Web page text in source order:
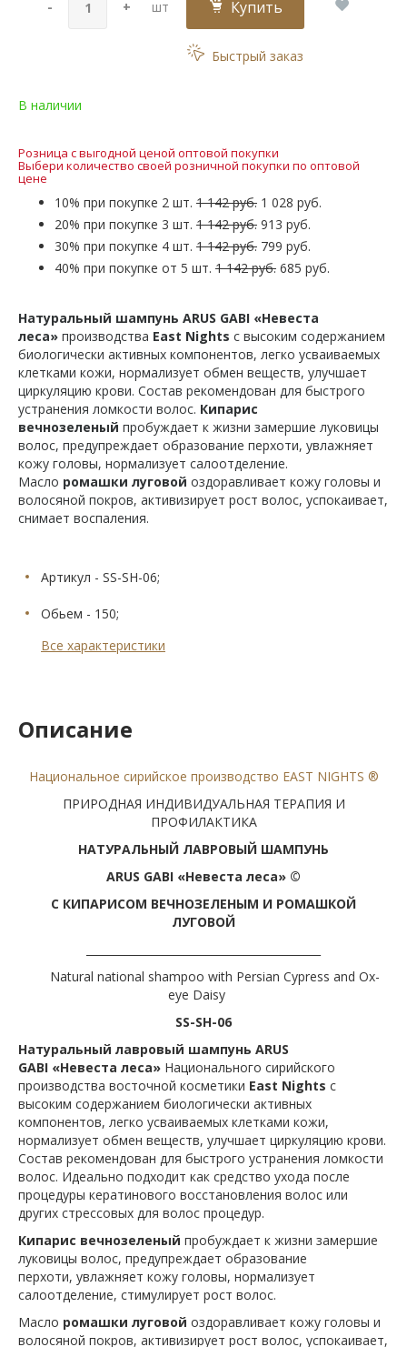
- + шт Купить
Быстрый заказ
В наличии
Розница с выгодной ценой оптовой покупки
Выбери количество своей розничной покупки по оптовой
цене
10% при покупке 2 шт. 1 142 руб. 1 028 руб.
20% при покупке 3 шт. 1 142 руб. 913 руб.
30% при покупке 4 шт. 1 142 руб. 799 руб.
40% при покупке от 5 шт. 1 142 руб. 685 руб.
Натуральный шампунь ARUS GABI «Невеста
леса» производства East Nights с высоким содержанием
биологически активных компонентов, легко усваиваемых
клетками кожи, нормализует обмен веществ, улучшает
циркуляцию крови. Состав рекомендован для быстрого
устранения ломкости волос. Кипарис
вечнозеленый пробуждает к жизни замершие луковицы
волос, предупреждает образование перхоти, увлажняет
кожу головы, нормализует салоотделение.
Масло ромашки луговой оздоравливает кожу головы и
волосяной покров, активизирует рост волос, успокаивает,
снимает воспаления.
Артикул - SS-SH-06;
Обьем - 150;
Все характеристики
Описание
Национальное сирийское производство EAST NIGHTS ®
ПРИРОДНАЯ ИНДИВИДУАЛЬНАЯ ТЕРАПИЯ И
ПРОФИЛАКТИКА
НАТУРАЛЬНЫЙ ЛАВРОВЫЙ ШАМПУНЬ
ARUS GABI «Невеста леса» ©
С КИПАРИСОМ ВЕЧНОЗЕЛЕНЫМ И РОМАШКОЙ
ЛУГОВОЙ
Natural national shampoo with Persian Cypress and Ox-
eye Daisy
SS-SH-06
Натуральный лавровый шампунь ARUS
GABI «Невеста леса» Национального сирийского
производства восточной косметики East Nights с
высоким содержанием биологически активных
компонентов, легко усваиваемых клетками кожи,
нормализует обмен веществ, улучшает циркуляцию крови.
Состав рекомендован для быстрого устранения ломкости
волос. Идеально подходит как средство ухода после
процедуры кератинового восстановления волос или
других стрессовых для волос процедур.
Кипарис вечнозеленый пробуждает к жизни замершие
луковицы волос, предупреждает образование
перхоти, увлажняет кожу головы, нормализует
салоотделение, стимулирует рост волос.
Масло ромашки луговой оздоравливает кожу головы и
волосяной покров, активизирует рост волос, успокаивает,